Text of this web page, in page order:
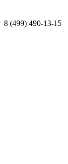
8 (499) 490-13-15